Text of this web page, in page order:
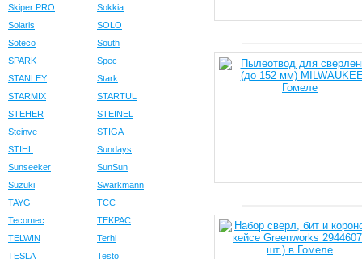
Skiper PRO
Sokkia
Solaris
SOLO
Soteco
South
SPARK
Spec
STANLEY
Stark
STARMIX
STARTUL
STEHER
STEINEL
Steinve
STIGA
STIHL
Sundays
Sunseeker
SunSun
Suzuki
Swarkmann
TAYG
TCC
Tecomec
TEKPAC
TELWIN
Terhi
TESLA
Testo